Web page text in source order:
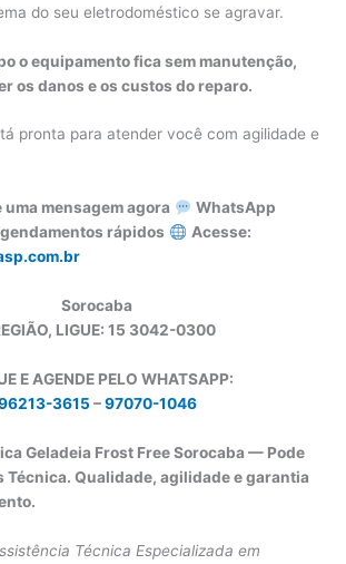
do seu eletrodoméstico se agravar.
o equipamento fica sem manutenção,
os danos e os custos do reparo.
pronta para atender você com agilidade e
uma mensagem agora
WhatsApp
rápidos
Acesse:
Sorocaba
LIGUE: 15 3042-0300
E AGENDE PELO WHATSAPP:
3615 –97070-1046
Geladeia Frost Free Sorocaba — Pode
Técnica. Qualidade, agilidade e garantia
Técnica Especializada em